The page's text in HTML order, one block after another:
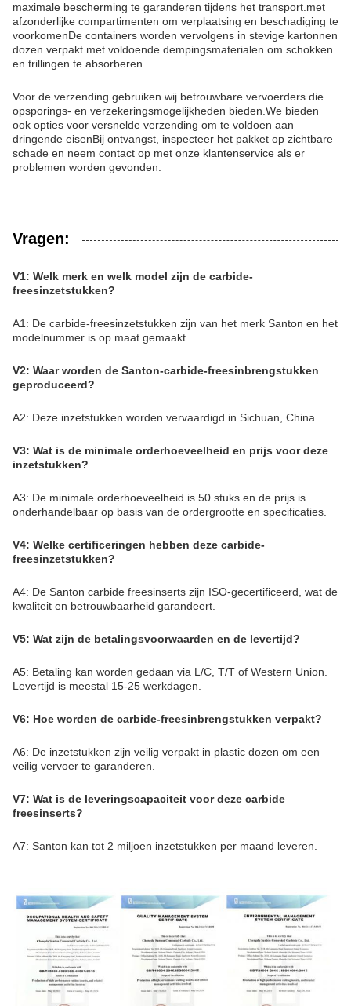
maximale bescherming te garanderen tijdens het transport.met
afzonderlijke compartimenten om verplaatsing en beschadiging te
voorkomenDe containers worden vervolgens in stevige kartonnen
dozen verpakt met voldoende dempingsmaterialen om schokken
en trillingen te absorberen.
Voor de verzending gebruiken wij betrouwbare vervoerders die
opsporings- en verzekeringsmogelijkheden bieden.We bieden
ook opties voor versnelde verzending om te voldoen aan
dringende eisenBij ontvangst, inspecteer het pakket op zichtbare
schade en neem contact op met onze klantenservice als er
problemen worden gevonden.
Vragen:
V1: Welk merk en welk model zijn de carbide-
freesinzetstukken?
A1: De carbide-freesinzetstukken zijn van het merk Santon en het
modelnummer is op maat gemaakt.
V2: Waar worden de Santon-carbide-freesinbrengstukken
geproduceerd?
A2: Deze inzetstukken worden vervaardigd in Sichuan, China.
V3: Wat is de minimale orderhoeveelheid en prijs voor deze
inzetstukken?
A3: De minimale orderhoeveelheid is 50 stuks en de prijs is
onderhandelbaar op basis van de ordergrootte en specificaties.
V4: Welke certificeringen hebben deze carbide-
freesinzetstukken?
A4: De Santon carbide freesinserts zijn ISO-gecertificeerd, wat de
kwaliteit en betrouwbaarheid garandeert.
V5: Wat zijn de betalingsvoorwaarden en de levertijd?
A5: Betaling kan worden gedaan via L/C, T/T of Western Union.
Levertijd is meestal 15-25 werkdagen.
V6: Hoe worden de carbide-freesinbrengstukken verpakt?
A6: De inzetstukken zijn veilig verpakt in plastic dozen om een
veilig vervoer te garanderen.
V7: Wat is de leveringscapaciteit voor deze carbide
freesinserts?
A7: Santon kan tot 2 miljoen inzetstukken per maand leveren.